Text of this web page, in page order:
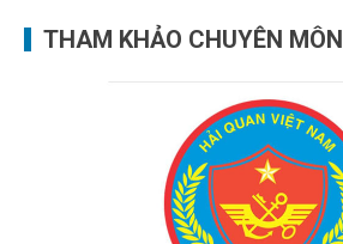
THAM KHẢO CHUYÊN MÔN